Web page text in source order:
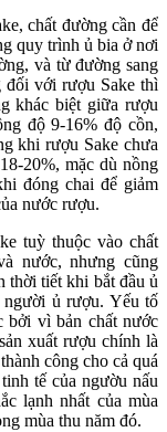
chất đường cần để
quy trình ủ bia ở nơi
và từ đường sang
đối với rượu Sake thì
khác biệt giữa rượu
độ 9-16% độ cồn,
khi rượu Sake chưa
20%, mặc dù nồng
đóng chai để giảm
nước rượu.
tuỳ thuộc vào chất
nước, nhưng cũng
thời tiết khi bắt đầu ủ
người ủ rượu. Yếu tố
bởi vì bản chất nước
xuất rượu chính là
công cho cả quá
tế của ngườu nấu
lạnh nhất của mùa
mùa thu năm đó.